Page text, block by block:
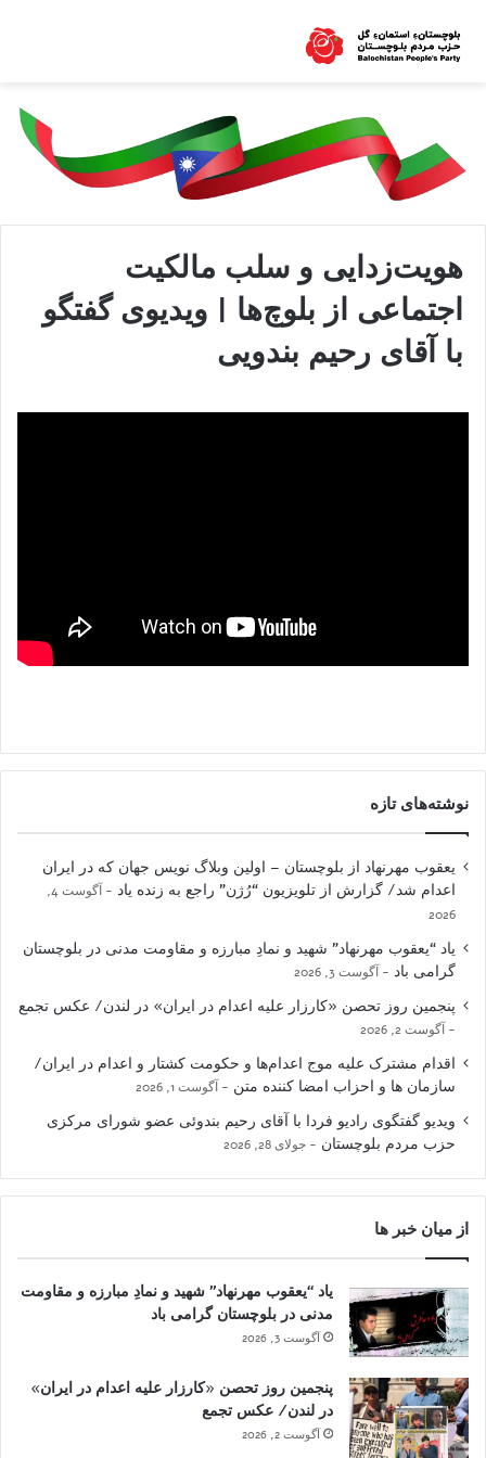
هویت‌زدایی و سلب مالکیت
اجتماعی از بلوچ‌ها | ویدیوی گفتگو
با آقای رحیم بندویی
نوشته‌های تازه
یعقوب مهرنهاد از بلوچستان – اولین وبلاگ نویس جهان که در ایران
اعدام شد/ گزارش از تلویزیون “رُژن” راجع به زنده یاد
آگوست 4,
2026
یاد “یعقوب مهرنهاد” شهید و نمادِ مبارزه و مقاومت مدنی در بلوچستان
گرامی باد
آگوست 3, 2026
پنجمین روز تحصن «کارزار علیه اعدام در ایران» در لندن/ عکس تجمع
آگوست 2, 2026
اقدام مشترک علیه موج اعدام‌ها و حکومت کشتار و اعدام در ایران/
سازمان ها و احزاب امضا کننده متن
آگوست 1, 2026
ویدیو گفتگوی رادیو فردا با آقای رحیم بندوئی عضو شورای مرکزی
حزب مردم بلوچستان
جولای 28, 2026
از میان خبر ها
یاد “یعقوب مهرنهاد” شهید و نمادِ مبارزه و مقاومت
مدنی در بلوچستان گرامی باد
آگوست 3, 2026
پنجمین روز تحصن «کارزار علیه اعدام در ایران»
در لندن/ عکس تجمع
آگوست 2, 2026